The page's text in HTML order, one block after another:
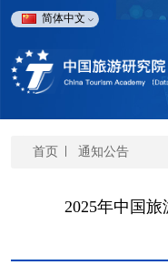
简体中文
首页 通知公告
2025年中国